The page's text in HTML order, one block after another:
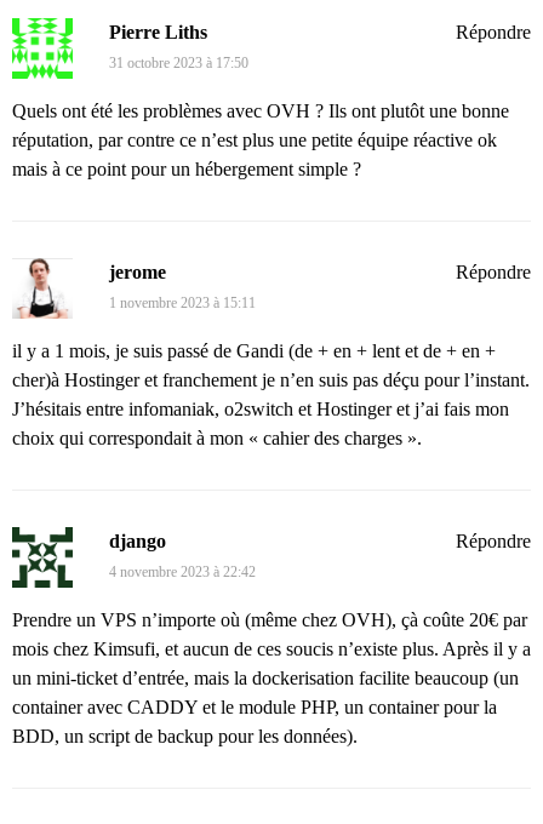
Pierre Liths
31 octobre 2023 à 17:50
Quels ont été les problèmes avec OVH ? Ils ont plutôt une bonne
réputation, par contre ce n’est plus une petite équipe réactive ok
mais à ce point pour un hébergement simple ?
Répondre
jerome
1 novembre 2023 à 15:11
il y a 1 mois, je suis passé de Gandi (de + en + lent et de + en +
cher)à Hostinger et franchement je n’en suis pas déçu pour l’instant.
J’hésitais entre infomaniak, o2switch et Hostinger et j’ai fais mon
choix qui correspondait à mon « cahier des charges ».
Répondre
django
4 novembre 2023 à 22:42
Prendre un VPS n’importe où (même chez OVH), çà coûte 20€ par
mois chez Kimsufi, et aucun de ces soucis n’existe plus. Après il y a
un mini-ticket d’entrée, mais la dockerisation facilite beaucoup (un
container avec CADDY et le module PHP, un container pour la
BDD, un script de backup pour les données).
Répondre